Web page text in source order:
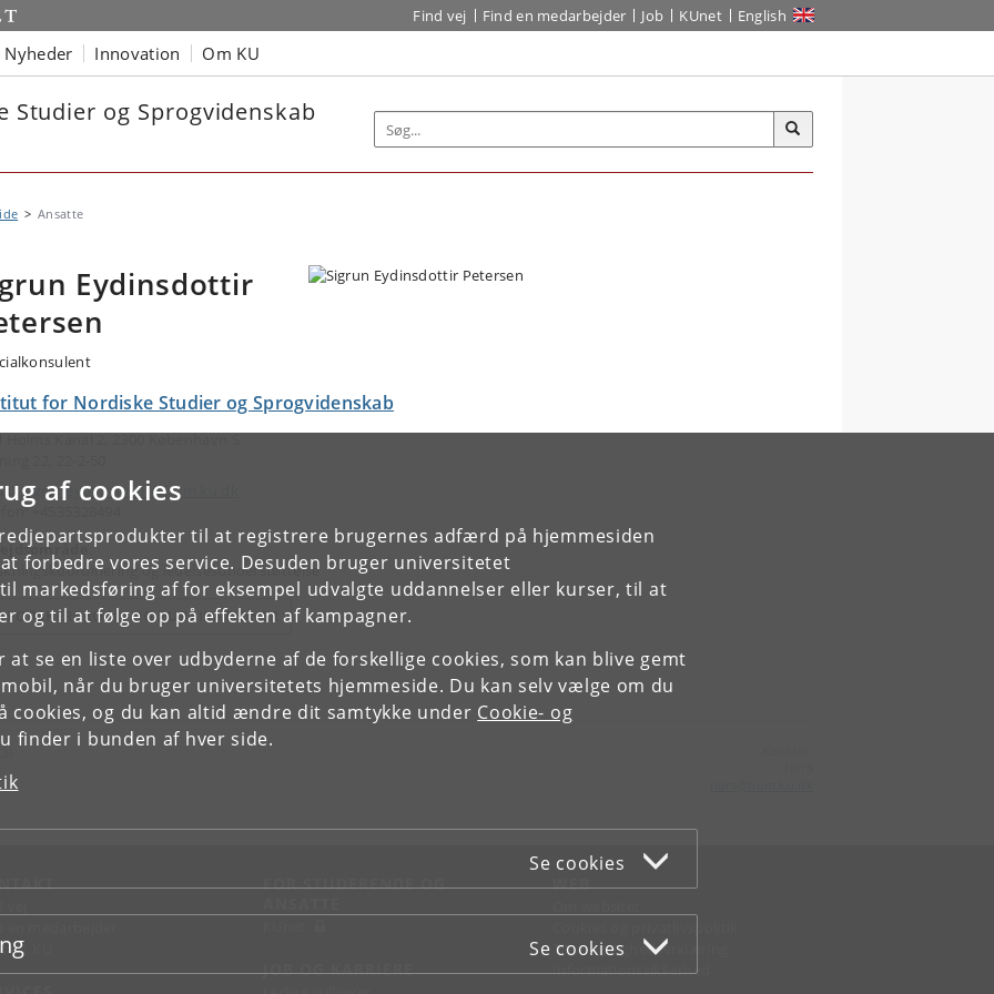
af cookies
til at registrere brugernes adfærd på hjemmesiden
forbedre vores service. Desuden bruger universitetet
markedsføring af for eksempel udvalgte uddannelser eller kurser, til at
og til at følge op på effekten af kampagner.
at se en liste over udbyderne af de forskellige cookies, som kan blive gemt
når du bruger universitetets hjemmeside. Du kan selv vælge om du
cookies, og du kan altid ændre dit samtykke under Cookie- og
finder i bunden af hver side.
Se cookies
Se cookies
Find vej Find en medarbejder Job KUnet English
Nyheder Innovation Om KU
og Sprogvidenskab
Ansatte
Eydinsdottir
for Nordiske Studier og Sprogvidenskab
Holms Kanal 2, 2300 København S
sigruneydinsdottir@hum.ku.dk
+4535328494
og ledelsesunderstøttelse
FORSKERPROFIL OG PUBLIKATIONER
KU
FOR STUDERENDE OG
JOB OG KARRIERE
WEB
Tilgængelighedserklæring
Informationssikkerhed